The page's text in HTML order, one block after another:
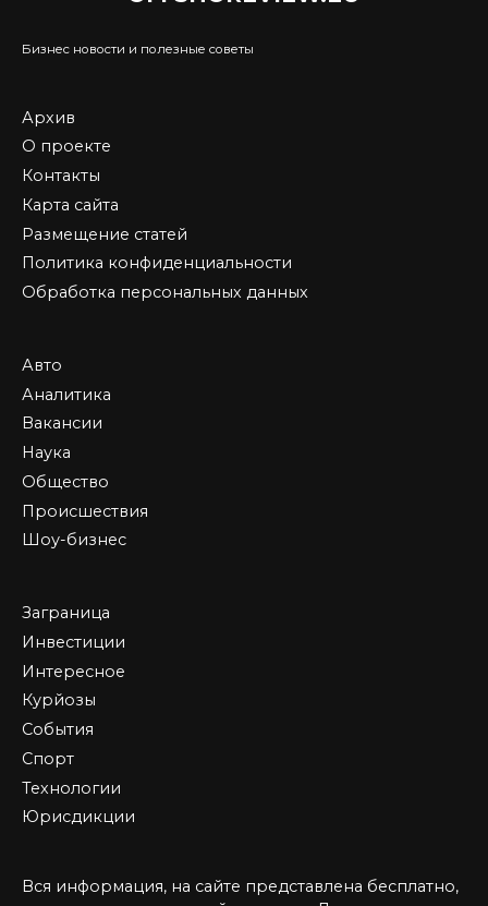
Бизнес новости и полезные советы
Архив
О проекте
Контакты
Карта сайта
Размещение статей
Политика конфиденциальности
Обработка персональных данных
Авто
Аналитика
Вакансии
Наука
Общество
Происшествия
Шоу-бизнес
Заграница
Инвестиции
Интересное
Курйозы
События
Спорт
Технологии
Юрисдикции
Вся информация, на сайте представлена бесплатно,